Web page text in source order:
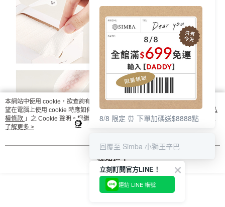
本網站中使用 cookie，欲查詢有關本網站使用 cookie 方式之詳情，及若您不希
望在電腦上使用 cookie 時應如何變更電腦的 cookie 設定，請參閱本網站「
隱私
權條款 」之 Cookie 聲明。您繼續使用本網站即表示您同意本公司得按本網站使
用條款之 Cookie 聲明使用 cookie。
了解更多 >
我知道了
8/8 限定 ⏰ 下單加碼送$8888點
回覆至 Simba 小獅王辛巴
立刻訂閱官方LINE！
連結 LINE 帳號